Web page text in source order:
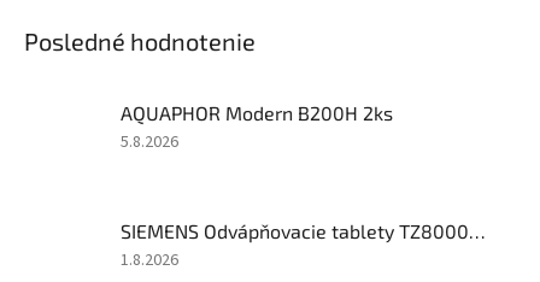
Posledné hodnotenie
AQUAPHOR Modern B200H 2ks
Hodnotenie
z
5
5.8.2026
Hodnotenie
1.8.2026